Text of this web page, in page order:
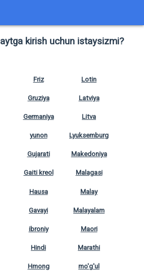
kirish uchun istaysizmi?
Friz
Gruziya
Germaniya
yunon
Gujarati
Gaiti kreol
Hausa
Gavayi
ibroniy
Hindi
Hmong
Lotin
Latviya
Litva
Lyuksemburg
Makedoniya
Malagasi
Malay
Malayalam
Maori
Marathi
mo'g'ul